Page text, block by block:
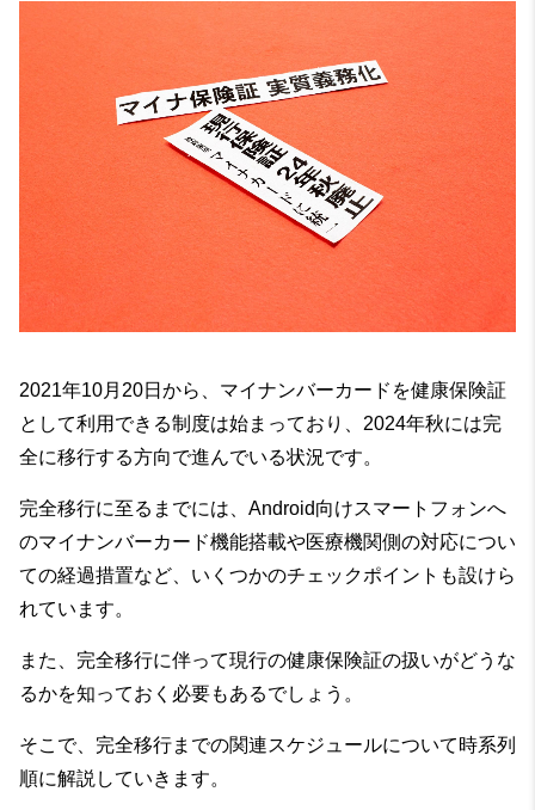
2021年10月20日から、マイナンバーカードを健康保険証
として利用できる制度は始まっており、2024年秋には完
全に移行する方向で進んでいる状況です。
完全移行に至るまでには、Android向けスマートフォンへ
のマイナンバーカード機能搭載や医療機関側の対応につい
ての経過措置など、いくつかのチェックポイントも設けら
れています。
また、完全移行に伴って現行の健康保険証の扱いがどうな
るかを知っておく必要もあるでしょう。
そこで、完全移行までの関連スケジュールについて時系列
順に解説していきます。